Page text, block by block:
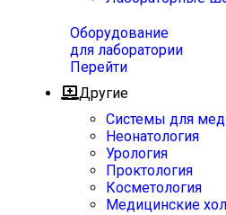
Оборудование
для лаборатории
Перейти
Другие
Системы для
Неонатология
Урология
Проктология
Косметология
Медицинские